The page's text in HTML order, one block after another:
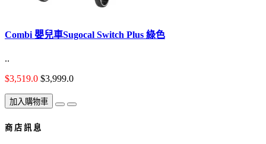
Combi 嬰兒車Sugocal Switch Plus 綠色
..
$3,519.0 $3,999.0
加入購物車
商 店 訊 息